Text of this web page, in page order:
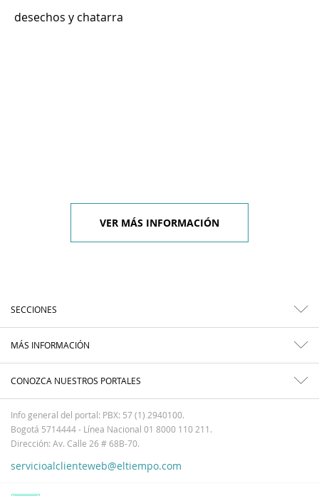
desechos y chatarra
VER MÁS INFORMACIÓN
SECCIONES
MÁS INFORMACIÓN
CONOZCA NUESTROS PORTALES
Info general del portal: PBX: 57 (1) 2940100.
Bogotá 5714444 - Línea Nacional 01 8000 110 211.
Dirección: Av. Calle 26 # 68B-70.
servicioalclienteweb@eltiempo.com